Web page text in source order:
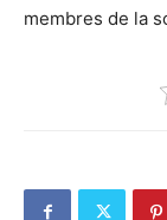
membres de la